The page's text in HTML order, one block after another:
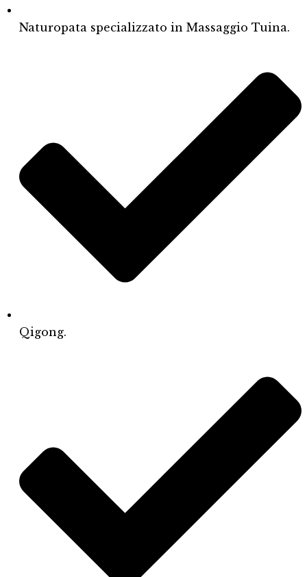
Naturopata specializzato in Massaggio Tuina.
Qigong.